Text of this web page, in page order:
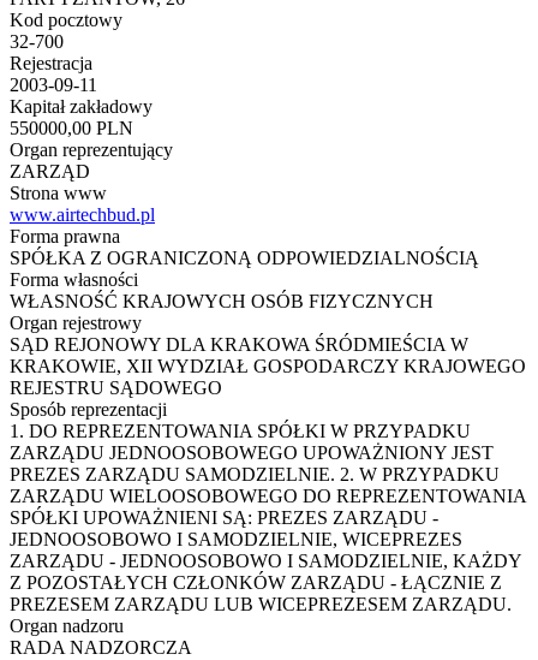
Kod pocztowy
32-700
Rejestracja
2003-09-11
Kapitał zakładowy
550000,00 PLN
Organ reprezentujący
ZARZĄD
Strona www
www.airtechbud.pl
Forma prawna
SPÓŁKA Z OGRANICZONĄ ODPOWIEDZIALNOŚCIĄ
Forma własności
WŁASNOŚĆ KRAJOWYCH OSÓB FIZYCZNYCH
Organ rejestrowy
SĄD REJONOWY DLA KRAKOWA ŚRÓDMIEŚCIA W
KRAKOWIE, XII WYDZIAŁ GOSPODARCZY KRAJOWEGO
REJESTRU SĄDOWEGO
Sposób reprezentacji
1. DO REPREZENTOWANIA SPÓŁKI W PRZYPADKU
ZARZĄDU JEDNOOSOBOWEGO UPOWAŻNIONY JEST
PREZES ZARZĄDU SAMODZIELNIE. 2. W PRZYPADKU
ZARZĄDU WIELOOSOBOWEGO DO REPREZENTOWANIA
SPÓŁKI UPOWAŻNIENI SĄ: PREZES ZARZĄDU -
JEDNOOSOBOWO I SAMODZIELNIE, WICEPREZES
ZARZĄDU - JEDNOOSOBOWO I SAMODZIELNIE, KAŻDY
Z POZOSTAŁYCH CZŁONKÓW ZARZĄDU - ŁĄCZNIE Z
PREZESEM ZARZĄDU LUB WICEPREZESEM ZARZĄDU.
Organ nadzoru
RADA NADZORCZA